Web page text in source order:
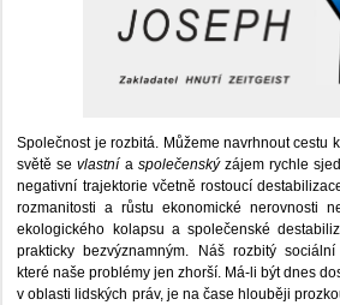
Společnost je rozbitá. Můžeme navrhnout cestu
světě sevlastní a společenskýzájem rychle
negativní trajektorie včetně rostoucí
rozmanitosti a růstu ekonomické nerovnosti
ekologického kolapsu a společenské
prakticky bezvýznamným. Náš rozbitý
které naše problémy jen zhorší. Má-li být dnes
v oblasti lidských práv, je na čase hlouběji